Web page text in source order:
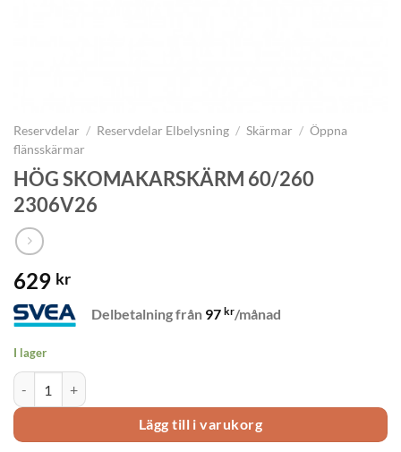
Reservdelar / Reservdelar Elbelysning / Skärmar / Öppna
flänsskärmar
HÖG SKOMAKARSKÄRM 60/260
2306V26
629 kr
Delbetalning från 97 kr/månad
I lager
HÖG SKOMAKARSKÄRM 60/260 2306V26 mängd
Lägg till i varukorg